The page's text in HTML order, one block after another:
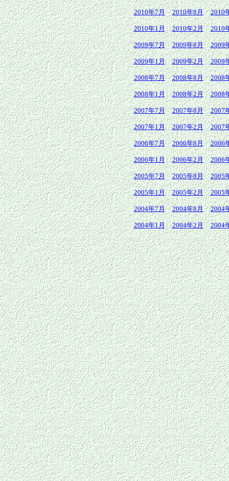
2010年7月 2010年8月 2010
2010年1月 2010年2月 2010
2009年7月 2009年8月 2009
2009年1月 2009年2月 2009
2008年7月 2008年8月 2008
2008年1月 2008年2月 2008
2007年7月 2007年8月 2007
2007年1月 2007年2月 2007
2006年7月 2006年8月 2006
2006年1月 2006年2月 2006
2005年7月 2005年8月 2005
2005年1月 2005年2月 2005
2004年7月 2004年8月 2004
2004年1月 2004年2月 2004